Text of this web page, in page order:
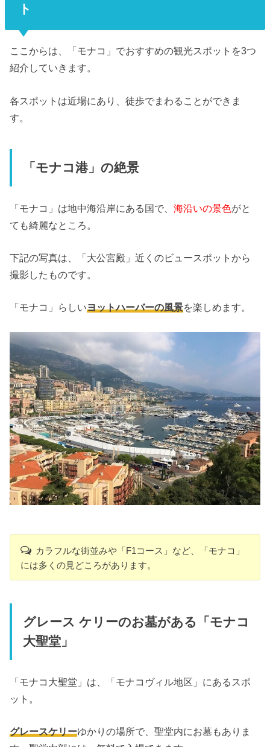
ト
ここからは、「モナコ」でおすすめの観光スポットを3つ
紹介していきます。
各スポットは近場にあり、徒歩でまわることができま
す。
「モナコ港」の絶景
「モナコ」は地中海沿岸にある国で、海沿いの景色がと
ても綺麗なところ。
下記の写真は、「大公宮殿」近くのビュースポットから
撮影したものです。
「モナコ」らしいヨットハーバーの風景を楽しめます。
カラフルな街並みや「F1コース」など、「モナコ」
には多くの見どころがあります。
グレース ケリーのお墓がある「モナコ
大聖堂」
「モナコ大聖堂」は、「モナコヴィル地区」にあるスポ
ット。
グレースケリーゆかりの場所で、聖堂内にお墓もありま